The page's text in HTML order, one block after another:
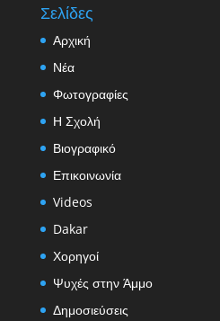
Σελίδες
Αρχική
Νέα
Φωτογραφίες
Η Σχολή
Βιογραφικό
Επικοινωνία
Videos
Dakar
Χορηγοί
Ψυχές στην Άμμο
Δημοσιεύσεις